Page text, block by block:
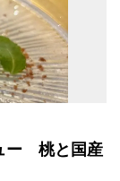
ー 桃と国産